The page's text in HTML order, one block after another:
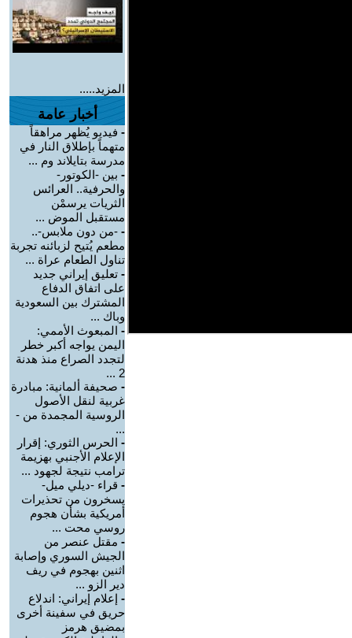
المزيد.....
أخبار عامة
- فيديو يُظهر مراهقاً
متهماً بإطلاق النار في
مدرسة بتايلاند وم ...
- بين -الكوتور-
والحرفية.. العرائس
الثريات يرسمْن
مستقبل الموض ...
- -من دون ملابس-..
مطعم يُتيح لزبائنه تجربة
تناول الطعام عراة ...
- تعليق إيراني جديد
على اتفاق الدفاع
المشترك بين السعودية
وباك ...
- المبعوث الأممي:
اليمن يواجه أكبر خطر
لتجدد الصراع منذ هدنة
2 ...
- صحيفة ألمانية: مبادرة
غربية لنقل الأصول
الروسية المجمدة من -
...
- الحرس الثوري: إقرار
الإعلام الأجنبي بهزيمة
ترامب نتيجة لجهود ...
- قراء -ديلي ميل-
يسخرون من تحذيرات
أمريكية بشأن هجوم
روسي محت ...
- مقتل عنصر من
الجيش السوري وإصابة
اثنين بهجوم في ريف
دير الزو ...
- إعلام إيراني: اندلاع
حريق في سفينة أخرى
بمضيق هرمز